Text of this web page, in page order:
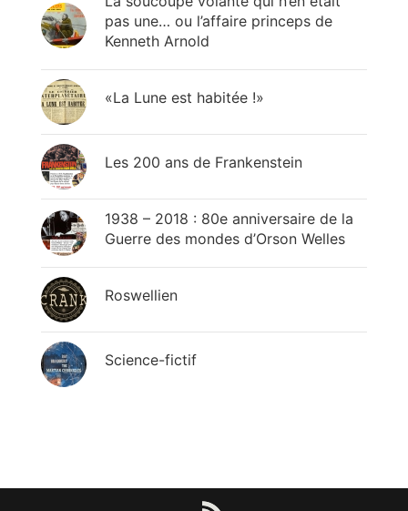
pas une… ou l’affaire princeps de
Kenneth Arnold
«La Lune est habitée !»
Les 200 ans de Frankenstein
1938 – 2018 : 80e anniversaire de la
Guerre des mondes d’Orson Welles
Roswellien
Science-fictif